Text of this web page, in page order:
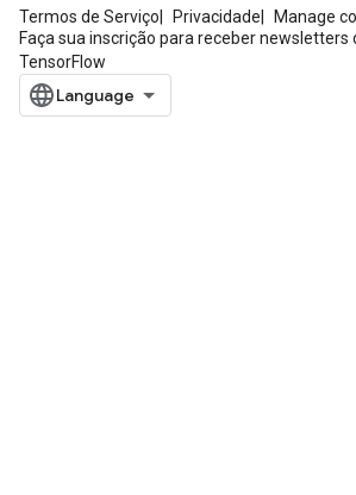
Termos de Serviço Privacidade
Manage
Faça sua inscrição para receber newsletters
TensorFlow